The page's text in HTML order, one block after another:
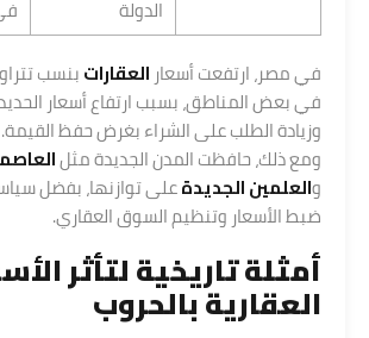
الدولة
في مصر، ارتفعت أسعار العقارات
في بعض المناطق، بسبب ارتفاع أسعار
وزيادة الطلب على الشراء بغرض حفظ القيمة.
ومع ذلك، حافظت المدن الجديدة مثل
والعلمين الجديدةعلى توازنها، بفضل
ضبط الأسعار وتنظيم السوق العقاري.
أمثلة تاريخية لتأثر
العقارية بالحروب